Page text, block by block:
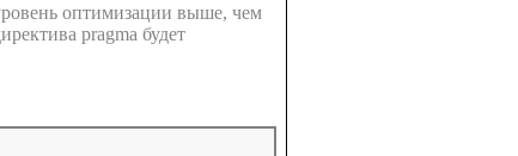
оптимизации выше, чем
pragma будет